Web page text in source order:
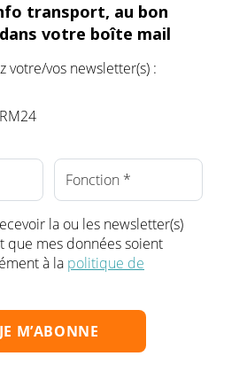
transport, au bon
votre boîte mail
votre/vos newsletter(s) :
la ou les newsletter(s)
que mes données soient
à la politique de